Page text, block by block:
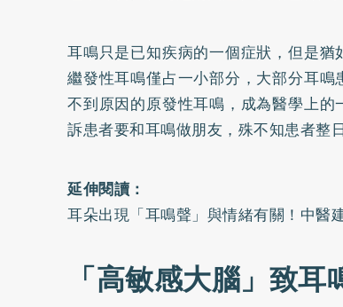
耳鳴只是已知疾病的一個症狀，但是猶
繼發性耳鳴僅占一小部分，大部分耳
不到原因的原發性耳鳴，成為醫學上
訴患者要和耳鳴做朋友，殊不知患者整
延伸閱讀：
耳朵出現「耳鳴聲」與情緒有關！中醫
「高敏感大腦」致耳